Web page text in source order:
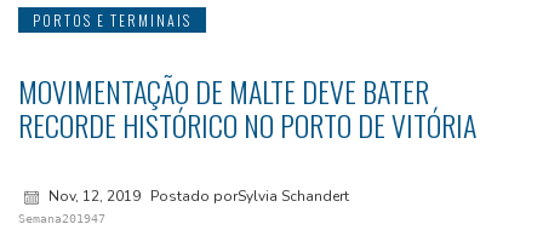
PORTOS E TERMINAIS
MOVIMENTAÇÃO DE MALTE DEVE BATER
RECORDE HISTÓRICO NO PORTO DE VITÓRIA
Nov, 12, 2019 Postado porSylvia Schandert
Semana201947